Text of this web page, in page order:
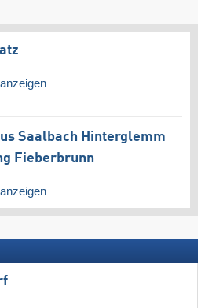
Saalbach Hinterglemm
Fieberbrunn